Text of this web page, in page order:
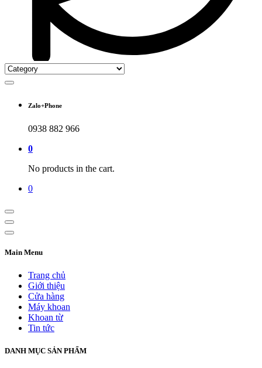
Zalo+Phone
0938 882 966
0
No products in the cart.
0
Main Menu
Trang chủ
Giới thiệu
Cửa hàng
Máy khoan
Khoan từ
Tin tức
DANH MỤC SẢN PHẨM